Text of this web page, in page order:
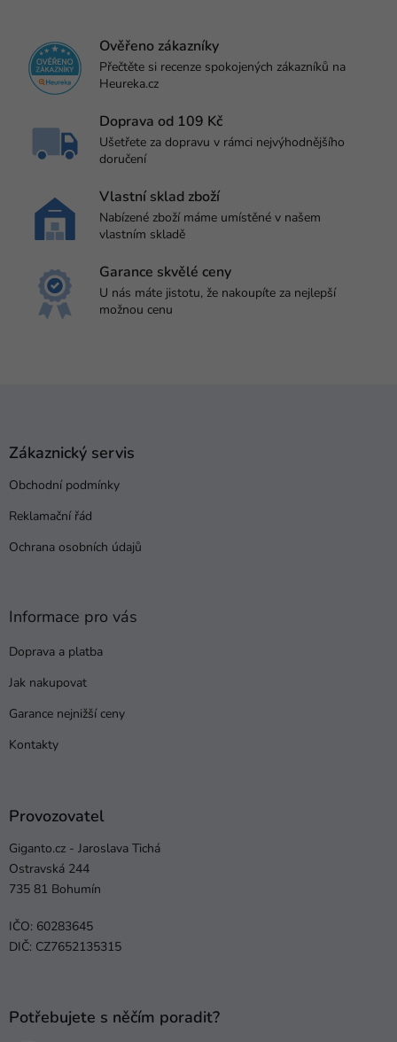
Ověřeno zákazníky
Přečtěte si recenze spokojených zákazníků na
Heureka.cz
Doprava od 109 Kč
Ušetřete za dopravu v rámci nejvýhodnějšího
doručení
Vlastní sklad zboží
Nabízené zboží máme umístěné v našem
vlastním skladě
Garance skvělé ceny
U nás máte jistotu, že nakoupíte za nejlepší
možnou cenu
Zákaznický servis
Obchodní podmínky
Reklamační řád
Ochrana osobních údajů
Informace pro vás
Doprava a platba
Jak nakupovat
Garance nejnižší ceny
Kontakty
Provozovatel
Giganto.cz - Jaroslava Tichá
Ostravská 244
735 81 Bohumín
IČO: 60283645
DIČ: CZ7652135315
Potřebujete s něčím poradit?